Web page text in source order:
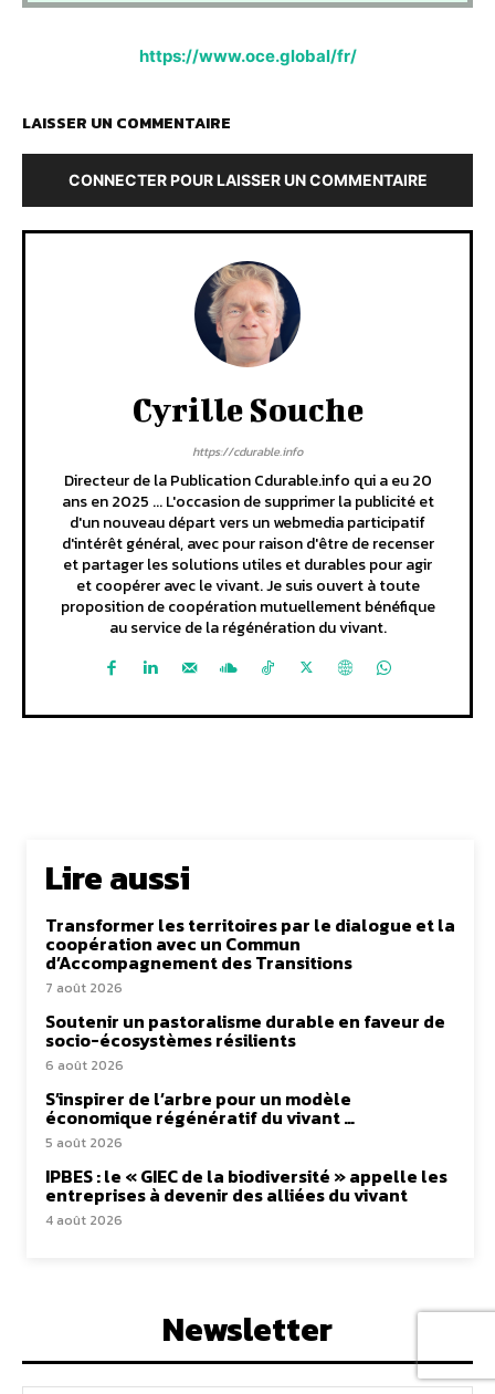
https://www.oce.global/fr/
LAISSER UN COMMENTAIRE
CONNECTER POUR LAISSER UN COMMENTAIRE
Cyrille Souche
https://cdurable.info
Directeur de la Publication Cdurable.info qui a eu 20
ans en 2025 ... L'occasion de supprimer la publicité et
d'un nouveau départ vers un webmedia participatif
d'intérêt général, avec pour raison d'être de recenser
et partager les solutions utiles et durables pour agir
et coopérer avec le vivant. Je suis ouvert à toute
proposition de coopération mutuellement bénéfique
au service de la régénération du vivant.
Lire aussi
Transformer les territoires par le dialogue et la
coopération avec un Commun
d’Accompagnement des Transitions
7 août 2026
Soutenir un pastoralisme durable en faveur de
socio-écosystèmes résilients
6 août 2026
S’inspirer de l’arbre pour un modèle
économique régénératif du vivant …
5 août 2026
IPBES : le « GIEC de la biodiversité » appelle les
entreprises à devenir des alliées du vivant
4 août 2026
Newsletter